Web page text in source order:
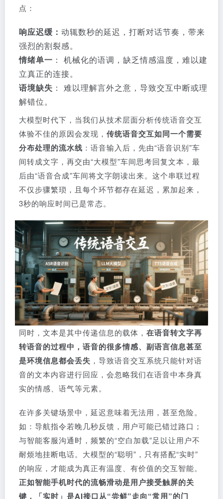
点：
响应迟缓： 动辄数秒的延迟，打断对话节奏，带来
强烈的割裂感。
情绪单一 ： 机械化的语调，缺乏情感温度，难以建
立真正的连接。
语境缺失 ： 难以理解言外之意，导致交互中断或理
解错位。
大模型时代下，当我们从技术层面分析传统语音交互
体验不佳的原因会发现， 传统语音交互如同一个需要
分布处理的流水线 ：语音输入后，先由“语音识别”车
间转成文字，再交由“大模型”车间思考回复文本，最
后由“语音合成”车间将文字朗读出来。这个串联过程
不仅步骤繁琐，且每个环节都存在延迟，累加起来，
3秒的响应时间已是常态。
同时，文本是其中传递信息的载体， 在语音转文字再
转语音的过程中，语音的很多情感、副语言信息甚至
是环境信息都会丢失 ，导致语音交互系统只能针对语
音的文本内容进行回应，会忽略我们在语音中本身真
实的情感、语气等元素。
在许多关键场景中，延迟意味着无法用，甚至危险。
如：导航指令若晚几秒反馈，用户可能已错过路口；
与智能客服沟通时，频繁的“空白加载”足以让用户不
耐烦地挂断电话。大模型的“聪明”，只有搭配“实时”
的响应，才能成为真正有温度、有价值的交互智能。
正如智能手机时代的流畅滑动是用户接受触屏的关
键，「实时」是AI接口从“尝鲜”走向“常用”的门